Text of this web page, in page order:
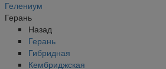
Гелениум
Герань
Назад
Герань
Гибридная
Кембриджская